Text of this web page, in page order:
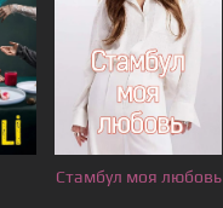
Стамбул моя любовь